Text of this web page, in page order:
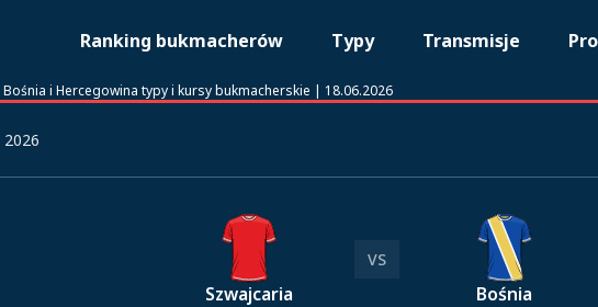
Ranking bukmacherów Typy Transmisje
Bośnia i Hercegowina typy i kursy bukmacherskie | 18.06.2026
Szwajcaria
VS
Bośnia